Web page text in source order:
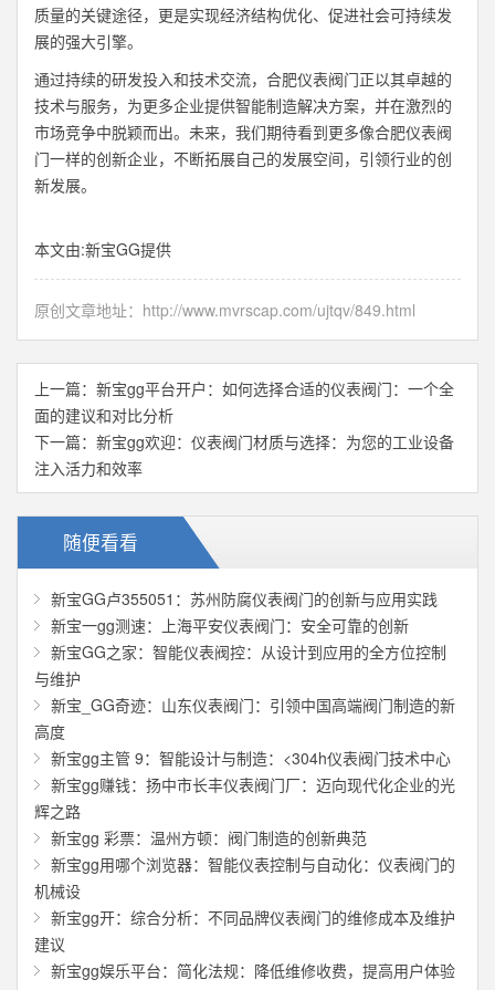
质量的关键途径，更是实现经济结构优化、促进社会可持续发
展的强大引擎。
通过持续的研发投入和技术交流，合肥仪表阀门正以其卓越的
技术与服务，为更多企业提供智能制造解决方案，并在激烈的
市场竞争中脱颖而出。未来，我们期待看到更多像合肥仪表阀
门一样的创新企业，不断拓展自己的发展空间，引领行业的创
新发展。
本文由:新宝GG提供
原创文章地址： http://www.mvrscap.com/ujtqv/849.html
上一篇： 新宝gg平台开户：如何选择合适的仪表阀门：一个全
面的建议和对比分析
下一篇： 新宝gg欢迎：仪表阀门材质与选择：为您的工业设备
注入活力和效率
随便看看
新宝GG卢355051：苏州防腐仪表阀门的创新与应用实践
新宝一gg测速：上海平安仪表阀门：安全可靠的创新
新宝GG之家：智能仪表阀控：从设计到应用的全方位控制
与维护
新宝_GG奇迹：山东仪表阀门：引领中国高端阀门制造的新
高度
新宝gg主管 9：智能设计与制造：<304h仪表阀门技术中心
新宝gg赚钱：扬中市长丰仪表阀门厂：迈向现代化企业的光
辉之路
新宝gg 彩票：温州方顿：阀门制造的创新典范
新宝gg用哪个浏览器：智能仪表控制与自动化：仪表阀门的
机械设
新宝gg开：综合分析：不同品牌仪表阀门的维修成本及维护
建议
新宝gg娱乐平台：简化法规：降低维修收费，提高用户体验